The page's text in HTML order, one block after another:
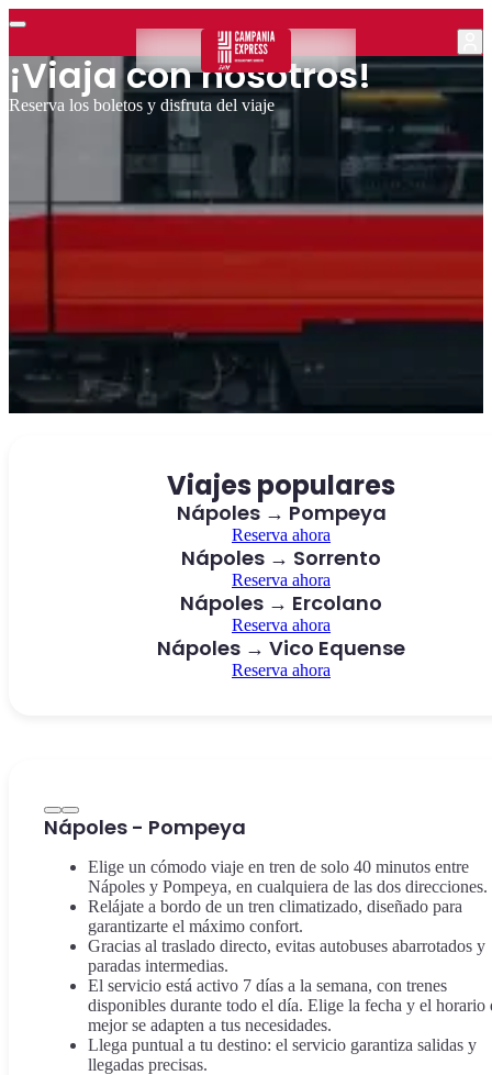
¡Viaja con nosotros!
Reserva los boletos y disfruta del viaje
Viajes populares
Nápoles → Pompeya
Reserva ahora
Nápoles → Sorrento
Reserva ahora
Nápoles → Ercolano
Reserva ahora
Nápoles → Vico Equense
Reserva ahora
Nápoles - Pompeya
Elige un cómodo viaje en tren de solo 40 minutos entre
Nápoles y Pompeya, en cualquiera de las dos direcciones.
Relájate a bordo de un tren climatizado, diseñado para
garantizarte el máximo confort.
Gracias al traslado directo, evitas autobuses abarrotados y
paradas intermedias.
El servicio está activo 7 días a la semana, con trenes
disponibles durante todo el día. Elige la fecha y el horario
mejor se adapten a tus necesidades.
Llega puntual a tu destino: el servicio garantiza salidas y
llegadas precisas.